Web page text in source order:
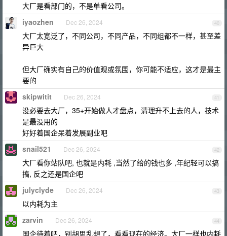
大厂是看部门的，不是单看公司。
40
iyaozhen Dec 26, 2024
大厂太宽泛了，不同公司，不同产品，不同组都不一样，甚至差
异巨大
但大厂确实有自己的价值观或氛围，你可能不适应，这才是最主
要的
41
skipwitit Dec 26, 2024
没必要去大厂，35+开始做人才盘点，清理升不上去的人，技术
是最没用的
好好着国企呆着发展副业吧
42
snail521 Dec 26, 2024
大厂看你站队吧, 也就是内耗 ,当然了给的钱也多 ,年纪轻可以搞
搞, 反之还是国企吧
43
julyclyde Dec 26, 2024
以内耗为主
44
zarvin Dec 26, 2024
国企待着吧，别胡思乱想了，看看现在的经济。大厂一样也内耗